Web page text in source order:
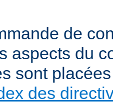
de
aspects du
sont
des